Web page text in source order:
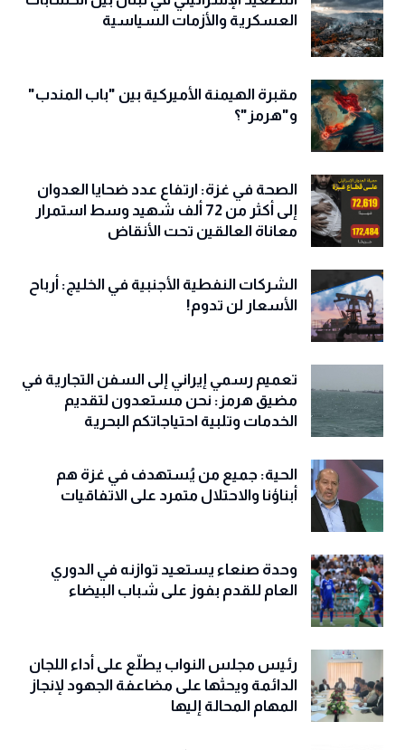
العسكرية والأزمات السياسية
مقبرة الهيمنة الأميركية بين "باب المندب"
و"هرمز"؟
الصحة في غزة: ارتفاع عدد ضحايا العدوان
إلى أكثر من 72 ألف شهيد وسط استمرار
معاناة العالقين تحت الأنقاض
الشركات النفطية الأجنبية في الخليج: أرباح
الأسعار لن تدوم!
تعميم رسمي إيراني إلى السفن التجارية في
مضيق هرمز: نحن مستعدون لتقديم
الخدمات وتلبية احتياجاتكم البحرية
الحية: جميع من يُستهدف في غزة هم
أبناؤنا والاحتلال متمرد على الاتفاقيات
وحدة صنعاء يستعيد توازنه في الدوري
العام للقدم بفوز على شباب البيضاء
رئيس مجلس النواب يطلّع على أداء اللجان
الدائمة ويحثها على مضاعفة الجهود لإنجاز
المهام المحالة إليها